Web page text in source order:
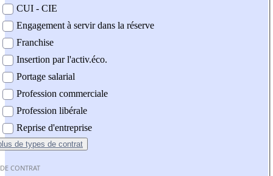
CUI - CIE
Engagement à servir dans la réserve
Franchise
Insertion par l'activ.éco.
Portage salarial
Profession commerciale
Profession libérale
Reprise d'entreprise
de types de contrat
CONTRAT